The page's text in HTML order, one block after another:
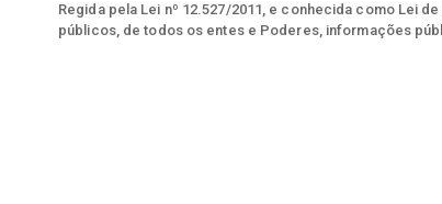
Regida pela Lei nº 12.527/2011, e conhecida como Lei
públicos, de todos os entes e Poderes, informações